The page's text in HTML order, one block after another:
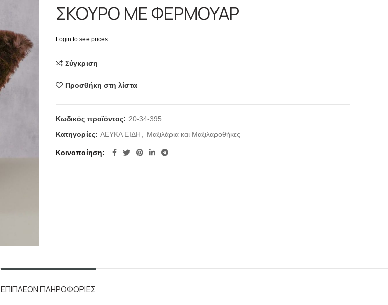
ΣΚΟΥΡΟ ΜΕ ΦΕΡΜΟΥΑΡ
Login to see prices
Σύγκριση
Προσθήκη στη λίστα
Κωδικός προϊόντος: 20-34-395
Κατηγορίες: ΛΕΥΚΑ ΕΙΔΗ Μαξιλάρια και Μαξιλαροθήκες
Κοινοποίηση
ΕΠΙΠΛΈΟΝ ΠΛΗΡΟΦΟΡΊΕΣ